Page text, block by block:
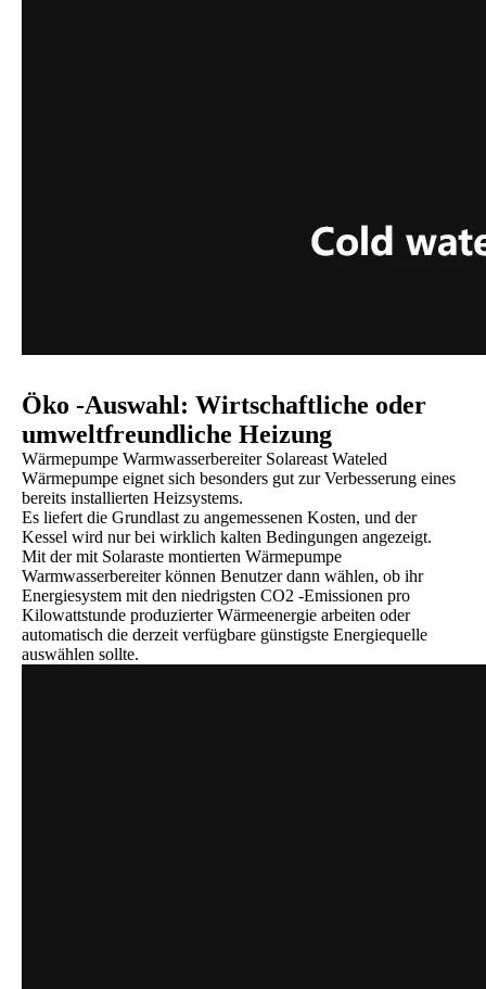
Öko -Auswahl: Wirtschaftliche oder
umweltfreundliche Heizung
Wärmepumpe Warmwasserbereiter Solareast Wateled
Wärmepumpe eignet sich besonders gut zur Verbesserung eines
bereits installierten Heizsystems.
Es liefert die Grundlast zu angemessenen Kosten, und der
Kessel wird nur bei wirklich kalten Bedingungen angezeigt.
Mit der mit Solaraste montierten Wärmepumpe
Warmwasserbereiter können Benutzer dann wählen, ob ihr
Energiesystem mit den niedrigsten CO2 -Emissionen pro
Kilowattstunde produzierter Wärmeenergie arbeiten oder
automatisch die derzeit verfügbare günstigste Energiequelle
auswählen sollte.